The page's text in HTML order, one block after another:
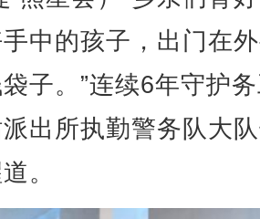
中的孩子，出门在
子。”连续6年守护
出所执勤警务队大
。